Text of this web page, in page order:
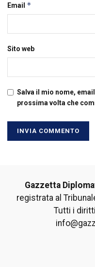
Email *
Sito web
Salva il mio nome,
prossima volta che
Gazzetta
registrata al
Tutti i